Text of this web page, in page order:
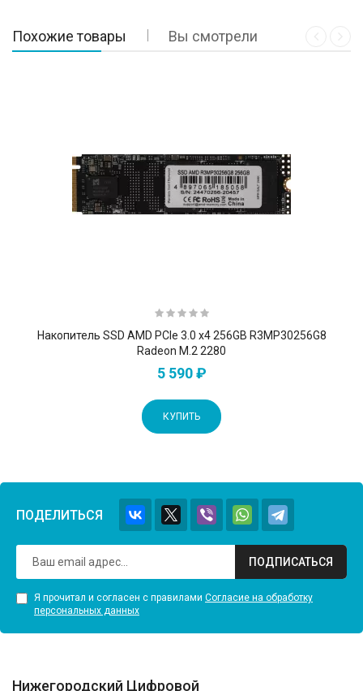
Похожие товары Вы смотрели
Накопитель SSD AMD PCIe 3.0 x4 256GB R3MP30256G8
Radeon M.2 2280
5 590 ₽
КУПИТЬ
ПОДЕЛИТЬСЯ
ПОДПИСАТЬСЯ
Я прочитал и согласен с правилами Согласие на обработку
персональных данных
Нижегородский Цифровой